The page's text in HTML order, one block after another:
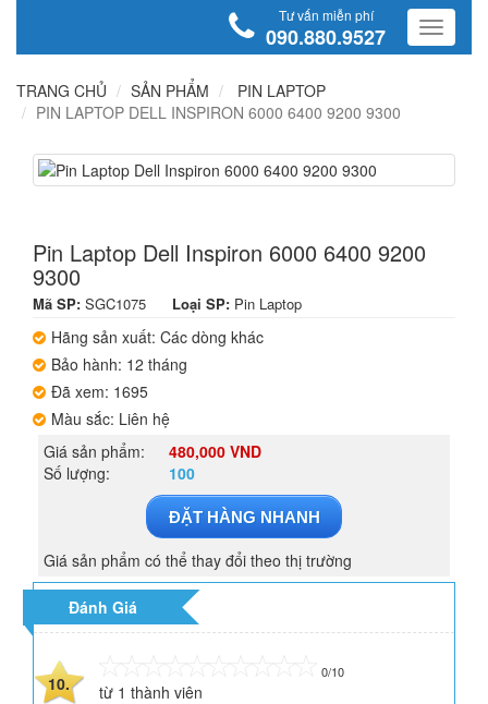
Tư vấn miễn phí
090.880.9527
TRANG CHỦ SẢN PHẨM
PIN LAPTOP
PIN LAPTOP DELL INSPIRON 6000 6400 9200 9300
Pin Laptop Dell Inspiron 6000 6400 9200
9300
Mã SP: SGC1075 Loại SP: Pin Laptop
Hãng sản xuất: Các dòng khác
Bảo hành: 12 tháng
Đã xem: 1695
Màu sắc: Liên hệ
Giá sản phẩm:
480,000 VND
Số lượng:
100
ĐẶT HÀNG NHANH
Giá sản phẩm có thể thay đổi theo thị trường
Đánh Giá
10.
0/10
từ 1 thành viên